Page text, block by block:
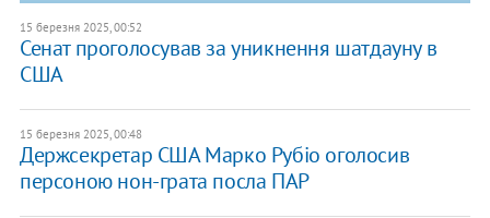
15 березня 2025, 00:52
Сенат проголосував за уникнення шатдауну в
США
15 березня 2025, 00:48
Держсекретар США Марко Рубіо оголосив
персоною нон-грата посла ПАР